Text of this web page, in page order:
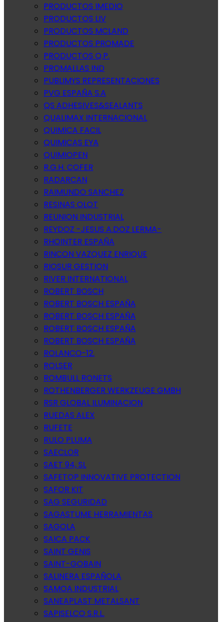
PRODUCTOS IMEDIO
PRODUCTOS LIV
PRODUCTOS MCLAND
PRODUCTOS PROMADE
PRODUCTOS Q.P.
PROMALLAS IND
PUBLIMYS REPRESENTACIONES
PVG ESPAÑA S.A
QS ADHESIVES&SEALANTS
QUALIMAX INTERNACIONAL
QUIMICA FACIL
QUIMICAS EYA
QUIMIOPEN
R.G.H. COFER
RADARCAN
RAIMUNDO SANCHEZ
RESINAS OLOT
REUNION INDUSTRIAL
REYDOZ -JESUS A.DOZ LERMA-
RHOINTER ESPAÑA
RINCON VAZQUEZ ENRIQUE
RIOSUR GESTION
RIVER INTERNATIONAL
ROBERT BOSCH
ROBERT BOSCH ESPAÑA
ROBERT BOSCH ESPAÑA
ROBERT BOSCH ESPAÑA
ROBERT BOSCH ESPAÑA
ROLANCO-12.
ROLSER
ROMBULL RONETS
ROTHENBERGER WERKZEUGE GMBH
RSR GLOBAL ILUMINACION
RUEDAS ALEX
RUFETE
RULO PLUMA
SAECLOR
SAET 94, SL
SAFETOP INNOVATIVE PROTECTION
SAFOR KIT
SAG SEGURIDAD
SAGASTUME HERRAMIENTAS
SAGOLA
SAICA PACK
SAINT GENIS
SAINT-GOBAIN
SALINERA ESPAÑOLA
SAMOA INDUSTRIAL
SANEAPLAST METALSANT
SAPISELCO S.R.L.